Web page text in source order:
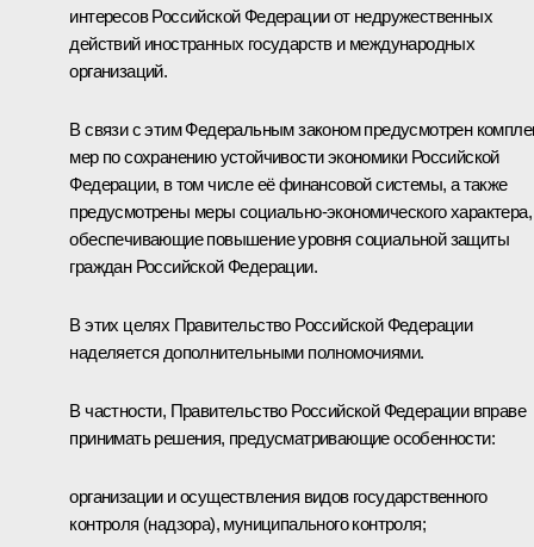
интересов Российской Федерации от недружественных
действий иностранных государств и международных
организаций.
В связи с этим Федеральным законом предусмотрен
мер по сохранению устойчивости экономики Российской
Федерации, в том числе её финансовой системы, а также
предусмотрены меры социально-экономического характера,
обеспечивающие повышение уровня социальной защиты
граждан Российской Федерации.
В этих целях Правительство Российской Федерации
наделяется дополнительными полномочиями.
В частности, Правительство Российской Федерации вправе
принимать решения, предусматривающие особенности:
организации и осуществления видов государственного
контроля (надзора), муниципального контроля;